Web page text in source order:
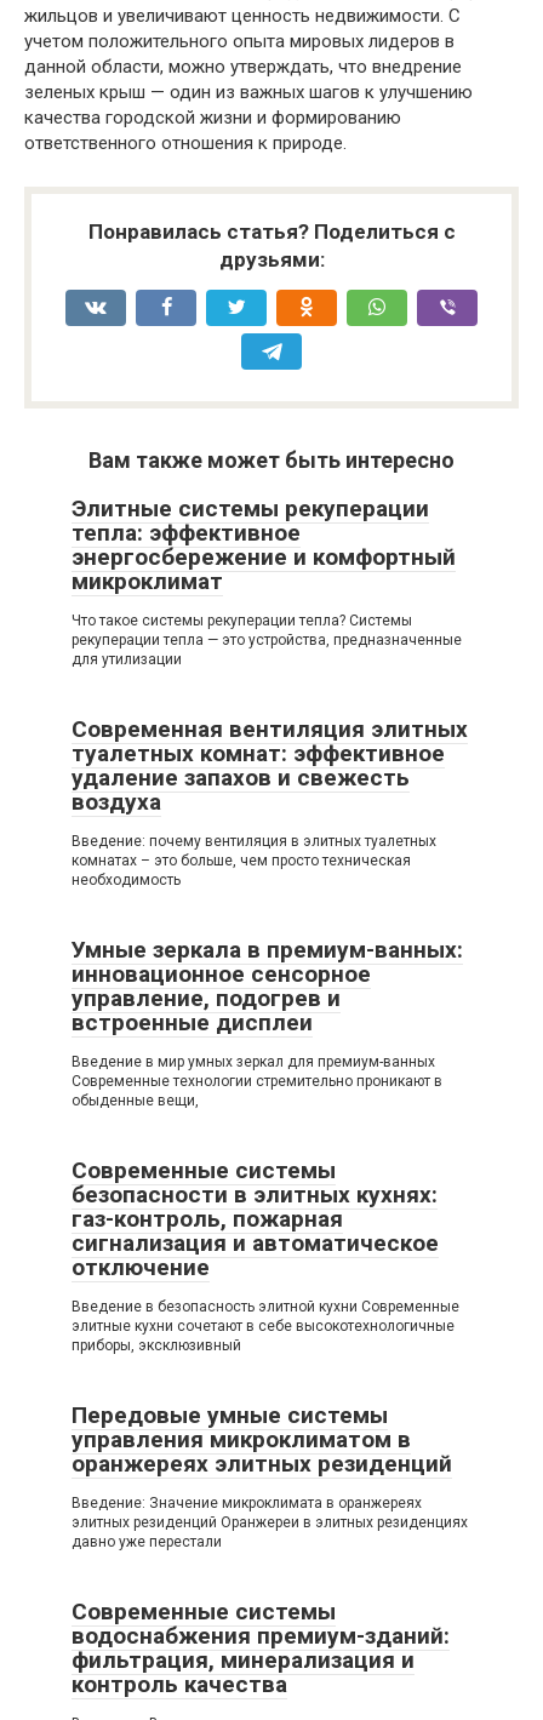
жильцов и увеличивают ценность недвижимости. С
учетом положительного опыта мировых лидеров в
данной области, можно утверждать, что внедрение
зеленых крыш — один из важных шагов к улучшению
качества городской жизни и формированию
ответственного отношения к природе.
Понравилась статья? Поделиться с
друзьями:
Вам также может быть интересно
Элитные системы рекуперации
тепла: эффективное
энергосбережение и комфортный
микроклимат
Что такое системы рекуперации тепла? Системы
рекуперации тепла — это устройства, предназначенные
для утилизации
Современная вентиляция элитных
туалетных комнат: эффективное
удаление запахов и свежесть
воздуха
Введение: почему вентиляция в элитных туалетных
комнатах – это больше, чем просто техническая
необходимость
Умные зеркала в премиум-ванных:
инновационное сенсорное
управление, подогрев и
встроенные дисплеи
Введение в мир умных зеркал для премиум-ванных
Современные технологии стремительно проникают в
обыденные вещи,
Современные системы
безопасности в элитных кухнях:
газ-контроль, пожарная
сигнализация и автоматическое
отключение
Введение в безопасность элитной кухни Современные
элитные кухни сочетают в себе высокотехнологичные
приборы, эксклюзивный
Передовые умные системы
управления микроклиматом в
оранжереях элитных резиденций
Введение: Значение микроклимата в оранжереях
элитных резиденций Оранжереи в элитных резиденциях
давно уже перестали
Современные системы
водоснабжения премиум-зданий:
фильтрация, минерализация и
контроль качества